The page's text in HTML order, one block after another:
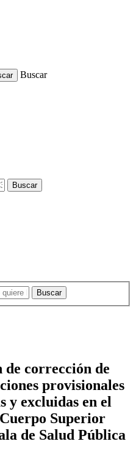
Buscar
de corrección de
provisionales
y excluidas en el
Superior
de Salud Pública